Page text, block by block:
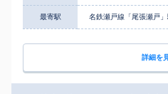
最寄駅 名鉄瀬戸線「尾張瀬戸
詳細を